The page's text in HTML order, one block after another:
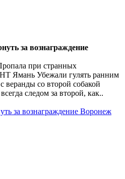
за вознаграждение
при странных
Ямань Убежали гулять ранним
веранды со второй собакой
следом за второй, как..
за вознаграждение Воронеж